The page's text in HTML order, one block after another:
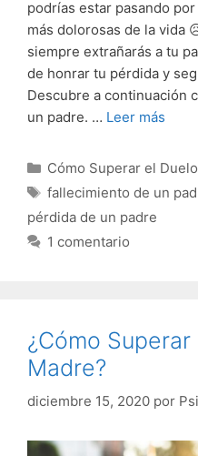
podrías estar pasando
más dolorosas de la vida
siempre extrañarás a tu
de honrar tu pérdida y
Descubre a continuación
un padre. … Leer más
Categorías
Cómo Superar el Duelo
Etiquetas
fallecimiento de un
pérdida de un padre
1 comentario
¿Cómo
Madre?
diciembre 15, 2020 por